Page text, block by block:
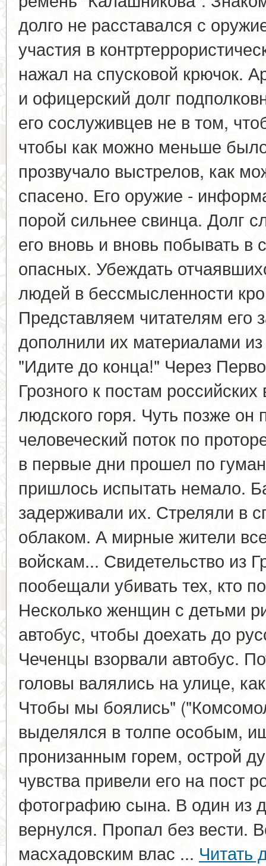
долго не расставался с
участия в
нажал на спусковой крючок.
и офицерский долг
его сослуживцев не в том,
чтобы как можно меньше
прозвучало выстрелов, как
спасено. Его оружие -
порой сильнее свинца. Долг
его вновь и вновь побывать в
опасных. Убеждать
людей в бессмысленности
Представляем читателям его
дополнили их материалами
"Идите до конца!" Через
Грозного к постам
людского горя. Чуть позже он
человеческий поток по
в первые дни прошел по
пришлось испытать немало.
задерживали их. Стреляли в
облаком. А мирные жители
войскам... Свидетельство из
пообещали убивать тех, кто
Несколько женщин с детьми
автобус, чтобы доехать до
Чеченцы взорвали автобус.
головы валялись на улице,
Чтобы мы боялись"
выделялся в толпе особым,
пронизанным горем, острой
чувства привели его на пост
фотографию сына. В один из
вернулся. Пропал без вести.
масхадовским влас ... Читать